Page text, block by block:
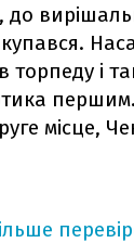
до
торпеду і
місце,